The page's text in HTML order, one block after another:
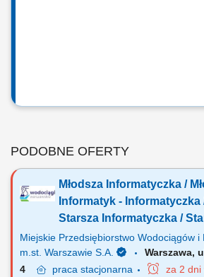
PODOBNE OFERTY
Młodsza Informatyczka /
Informatyk -
Starsza Informatyczka /
Informatyk ds. Wsparcia IT
Telekomunikacji i
Miejskie Przedsiębiorstwo Wodociągów i
m.st. Warszawie S.A.
Warszawa,
4
praca stacjonarna za 2 dni